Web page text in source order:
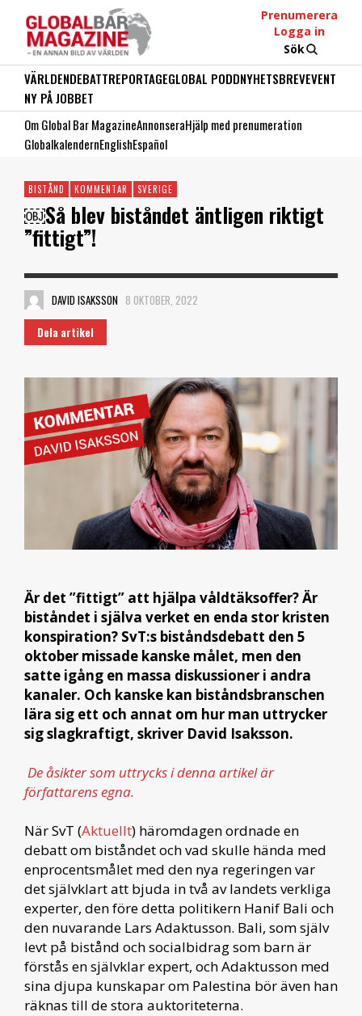
Prenumerera
Logga in
Sök
VÄRLDENDEBATTREPORTAGEGLOBAL PODDNYHETSBREVEVENT
NY PÅ JOBBET
Om Global Bar MagazineAnnonseraHjälp med prenumeration
GlobalkalendernEnglishEspañol
BISTÅND KOMMENTAR SVERIGE
￼Så blev biståndet äntligen riktigt
”fittigt”!
DAVID ISAKSSON 8 OKTOBER, 2022
Dela artikel
Är det ”fittigt” att hjälpa våldtäksoffer? Är
biståndet i själva verket en enda stor kristen
konspiration? SvT:s biståndsdebatt den 5
oktober missade kanske målet, men den
satte igång en massa diskussioner i andra
kanaler. Och kanske kan biståndsbranschen
lära sig ett och annat om hur man uttrycker
sig slagkraftigt, skriver David Isaksson.
De åsikter som uttrycks i denna artikel är
författarens egna.
När SvT (Aktuellt) häromdagen ordnade en
debatt om biståndet och vad skulle hända med
enprocentsmålet med den nya regeringen var
det självklart att bjuda in två av landets verkliga
experter, den före detta politikern Hanif Bali och
den nuvarande Lars Adaktusson. Bali, som själv
levt på bistånd och socialbidrag som barn är
förstås en självklar expert, och Adaktusson med
sina djupa kunskapar om Palestina bör även han
räknas till de stora auktoriteterna.